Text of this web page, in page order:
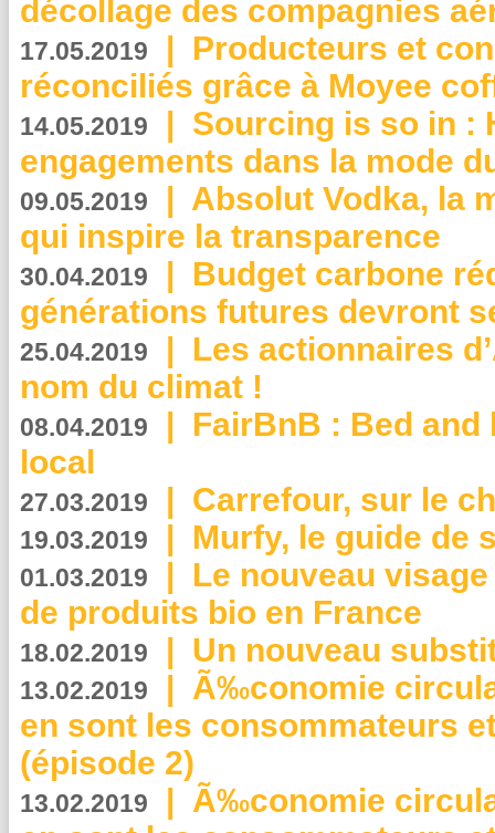
décollage des compagnies
17.05.2019 | Producteurs et
réconciliés grâce à Moyee
14.05.2019 | Sourcing is so in :
engagements dans la mode
09.05.2019 | Absolut Vodka, la
qui inspire la transparence
30.04.2019 | Budget carbone
générations futures devront
25.04.2019 | Les actionnaires
nom du climat !
08.04.2019 | FairBnB : Bed
local
27.03.2019 | Carrefour, sur le
19.03.2019 | Murfy, le guide de
01.03.2019 | Le nouveau
de produits bio en France
18.02.2019 | Un nouveau
13.02.2019 | Ã‰conomie
en sont les consommateurs
(épisode 2)
13.02.2019 | Ã‰conomie